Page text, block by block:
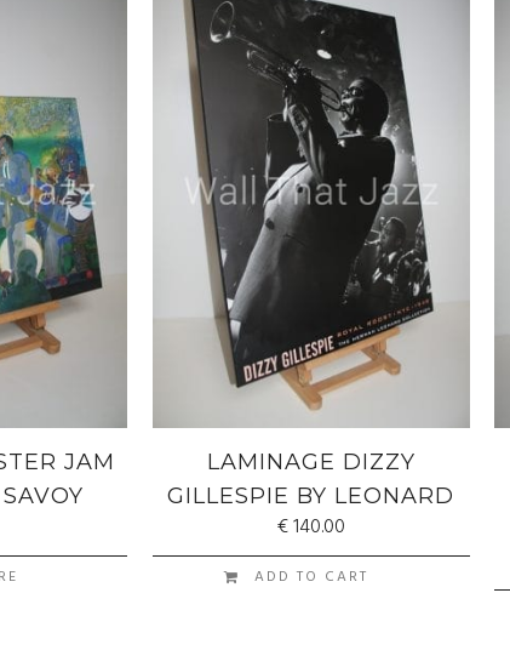
JAM
LAMINAGE DIZZY
GILLESPIE BY LEONARD
€140.00
ADD TO CART